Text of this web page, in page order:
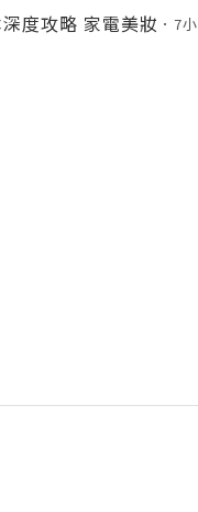
熱捲那樣灼熱刺痛，
髮傷頭髮，這招一定
度攻略 家電美妝 7